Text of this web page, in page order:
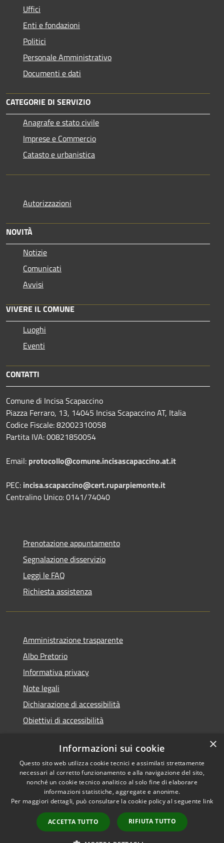
Uffici
Enti e fondazioni
Politici
Personale Amministrativo
Documenti e dati
CATEGORIE DI SERVIZIO
Anagrafe e stato civile
Imprese e Commercio
Catasto e urbanistica
Autorizzazioni
NOVITÀ
Notizie
Comunicati
Avvisi
VIVERE IL COMUNE
Luoghi
Eventi
CONTATTI
Comune di Incisa Scapaccino
Piazza Ferraro, 13, 14045 Incisa Scapaccino AT, Italia
Codice Fiscale: 82002310058
Partita IVA: 00821850054
Email: protocollo@comune.incisascapaccino.at.it
PEC: incisa.scapaccino@cert.ruparpiemonte.it
Centralino Unico: 0141/74040
Prenotazione appuntamento
Segnalazione disservizio
Leggi le FAQ
Richiesta assistenza
Amministrazione trasparente
Albo Pretorio
Informativa privacy
Note legali
Dichiarazione di accessibilità
Obiettivi di accessibilità
RSS
Accessibilità
Cookie
Mappa del sito
Comune convenzionato
Astigov
Progetto|Convenzione|
Adesioni
•Accesso redazione
×
Informazioni sui cookie
Questo sito web utilizza cookie tecnici e assimilati strettamente
necessari al corretto funzionamento e alla navigazione del sito,
nonché un cookie tecnico analitico al solo fine di elaborare
informazioni statistiche, aggregate e anonime.
Per maggiori dettagli, può consultare la cookie policy al seguente link
ACCETTA TUTTO RIFIUTA TUTTO